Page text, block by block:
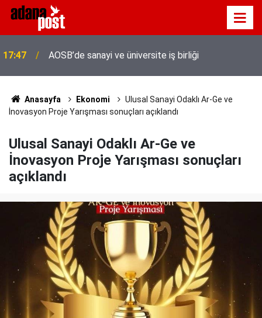
17:41
tepki gösterdi
Anasayfa Ekonomi
Ulusal Sanayi Odaklı Ar-Ge ve
İnovasyon Proje Yarışması sonuçları açıklandı
Ulusal Sanayi Odaklı Ar-Ge ve
İnovasyon Proje Yarışması sonuçları
açıklandı